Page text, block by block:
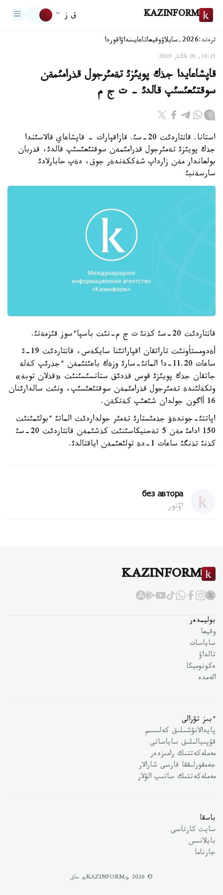
KAZINFORM ق ز
ترەند:2026-سايلاۋ وقيعاتاعايىنداۋاقوردا
10:15, 20 قاڭتار 2010
قاپشاعايدا جذك پويئزئ تةمئرجول قذرامئمةن
سوقتئعئسئپ قالدئ - ت ج م
استانا. قاثتاردئث 20-سئ. قازاقپارات - قاپشاعاي قالاسئندا
جذك پويئزئ تةمئرجول قذرامئمةن سوقتئعئسئپ قالدئ، قذربان
بولعاندار مةن زارداپ شةككةندةر جوق، دةپ حابارلادئ
سارسةنبئ
قاثتاردئث 20-سئ كذنئ ت ج م-نئث باسپاءسوز قئزمةتئ.
أةدومستأونئث تاراتقان اقپاراتئنا سايكةس، قاثتاردئث 19-ئ
ساعات 11.20-دا الماتئ-سارئ وزةك باعئتئمةن ءجذرئپ كةلة
جاتقان جذك پويئزئ قوس قذدئق ستانسئسئنئث «قذلان توبة»
وتكةلئندة تةمئرجول قذرامئمةن سوقتئعئسئپ، ونئث سالدارئنان
16 أاگون جولدان شئعئپ كةتكةن.
اپاتتئ-جوندةؤ جذمئستارئ تةمئر جولداردئث الماتئ ءبولئمئنئث
150 ادامئ مةن 5 تةحنيكاسئنئث كذشئمةن قاثتاردئث 20-سئ
كذنئ تذنگئ ساعات 1-دة تولئعئمةن اياقتالدئ.
без автора
اۆتور
KAZINFORM
بوليمدەر
وقيعا
ساياسات
تالداۋ
ەكونوميكا
الەمدە
ءبىز تۋرالى
پايدالانۋشىلىق كەلىسىم
قۇپىيالىلىق ساياساتى
مەملەكەتتىك رامىزدەر
جەمقورلىققا قارسى شارالار
مەملەكەتتىك ساتىپ الۋلار
باسقا
سايت كارتاسى
بايلانىس
جارناما
© 2026 «KAZINFORM» حاق